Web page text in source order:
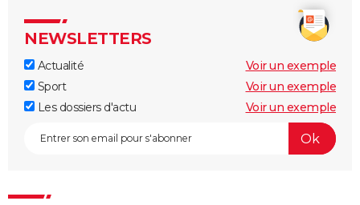
NEWSLETTERS
Actualité
Voir un exemple
Sport
Voir un exemple
Les dossiers d'actu
Voir un exemple